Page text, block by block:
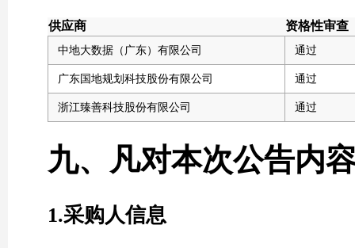
供应商 资格性审查
中地大数据（广东）有限公司 通过
广东国地规划科技股份有限公司 通过
浙江臻善科技股份有限公司 通过
九、凡对本次公告内
1.采购人信息